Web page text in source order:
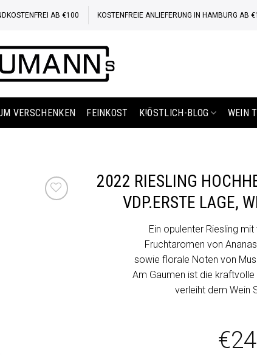
AB €100 KOSTENFREIE ANLIEFERUNG IN HAMBURG AB
VERSCHENKEN FEINKOST K!ÖSTLICH-BLOG WEIN
2022 RIESLING
VDP.ERSTE LAGE,
Ein opulenter Riesling
Fruchtaromen von
sowie florale Noten von
Am Gaumen ist die
verleiht dem Wein
€